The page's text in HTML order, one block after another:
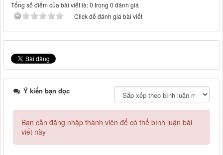
Tổng số điểm của bài viết là: 0 trong 0 đánh giá
Click để đánh giá bài viết
Ý kiến bạn đọc
Bạn cần đăng nhập thành viên để có thể bình luận bài
viết này